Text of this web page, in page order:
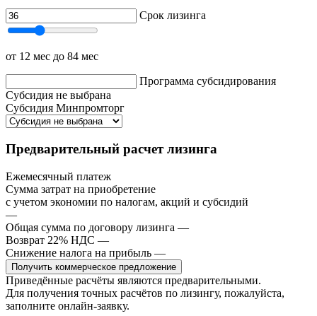
Срок лизинга
от 12 мес до 84 мес
Программа субсидирования
Субсидия не выбрана
Субсидия Минпромторг
Предварительный расчет лизинга
Ежемесячный платеж
Сумма затрат на приобретение
с учетом экономии по налогам, акций и субсидий
—
Общая сумма по договору лизинга —
Возврат 22% НДС —
Снижение налога на прибыль —
Получить коммерческое предложение
Приведённые расчёты являются предварительными.
Для получения точных расчётов по лизингу, пожалуйста,
заполните онлайн-заявку.